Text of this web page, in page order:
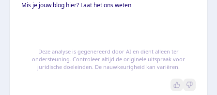
Mis je jouw blog hier? Laat het ons weten
Deze analyse is gegenereerd door AI en dient alleen ter
ondersteuning. Controleer altijd de originele uitspraak voor
juridische doeleinden. De nauwkeurigheid kan variëren.